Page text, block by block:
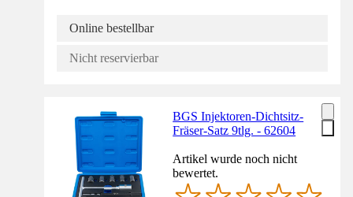
Online bestellbar
Nicht reservierbar
BGS Injektoren-Dichtsitz-
Fräser-Satz 9tlg. - 62604
Artikel wurde noch nicht
bewertet.